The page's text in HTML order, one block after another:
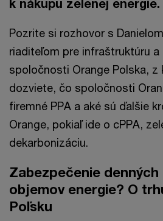
k nákupu zelenej energie.
Pozrite si rozhovor s
riaditeľom pre infraštruktúru a
spoločnosti Orange Polska, z
dozviete, čo spoločnosti
firemné PPA a aké sú ďalšie
Orange, pokiaľ ide o cPPA,
dekarbonizáciu.
Zabezpečenie
objemov energie? O
Poľsku